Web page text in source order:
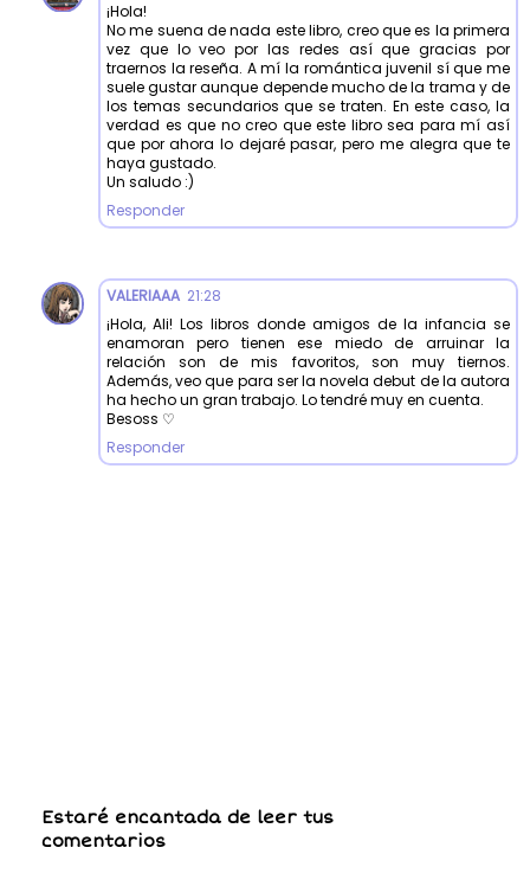
¡Hola!
No me suena de nada este libro, creo que es la primera
vez que lo veo por las redes así que gracias por
traernos la reseña. A mí la romántica juvenil sí que me
suele gustar aunque depende mucho de la trama y de
los temas secundarios que se traten. En este caso, la
verdad es que no creo que este libro sea para mí así
que por ahora lo dejaré pasar, pero me alegra que te
haya gustado.
Un saludo :)
Responder
VALERIAAA 21:28
¡Hola, Ali! Los libros donde amigos de la infancia se
enamoran pero tienen ese miedo de arruinar la
relación son de mis favoritos, son muy tiernos.
Además, veo que para ser la novela debut de la autora
ha hecho un gran trabajo. Lo tendré muy en cuenta.
Besoss ♡
Responder
Estaré encantada de leer tus
comentarios